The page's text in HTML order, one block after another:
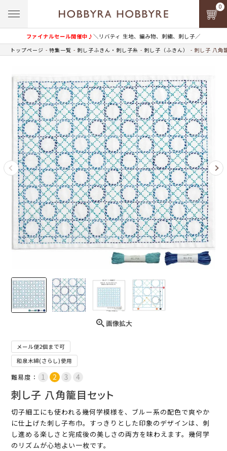
ファイナルセール開催中♪＼リバティ 生地、編み物、刺繍、刺し子／
0
トップページ 特集一覧 刺し子ふきん・刺し子糸 刺し子（ふきん） 刺し子 八角
画像拡大
メール便2個まで可
和泉木綿(さらし)使用
難易度：
刺し子 八角籠目セット
切子細工にも使われる幾何学模様を、ブルー系の配色で爽やか
に仕上げた刺し子布巾。すっきりとした印象のデザインは、刺
し進める楽しさと完成後の美しさの両方を味わえます。幾何学
のリズムが心地よい一枚です。